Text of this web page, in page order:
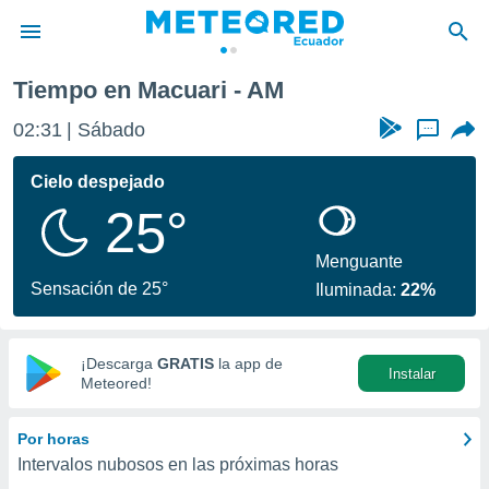
de
ha
calidad.
a este
las
y
digital
basada
Tiempo en Macuari - AM
02:31 Sábado ...
Cielo despejado
25°
Sensación de 25°
Menguante
Iluminada:22%
¡Descarga GRATIS la app de
Meteored!
Instalar
Por horas
Intervalos nubosos en las próximas horas